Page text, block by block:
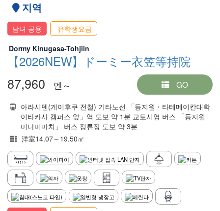
지역
남녀 공용
유학생요금
Dormy Kinugasa-Tohjiin
【2026NEW】ドーミー衣笠等持院
87,960 엔～ GO
아라시덴(게이후쿠 전철) 기타노선 「등지원・타테메이칸대학
이타카사 캠퍼스 앞」역 도보 약 1분 교토시영 버스 「등지원
미나미마치」 버스 정류장 도보 약 3분
洋室14.07～19.50㎡